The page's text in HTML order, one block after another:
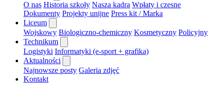
O nas Historia szkoły Nasza kadra Wpłaty i czesne
Dokumenty Projekty unijne Press kit / Marka
Liceum
Wojskowy Biologiczno-chemiczny Kosmetyczny Policyjny
Technikum
Logistyki Informatyki (e-sport + grafika)
Aktualności
Najnowsze posty Galeria zdjęć
Kontakt